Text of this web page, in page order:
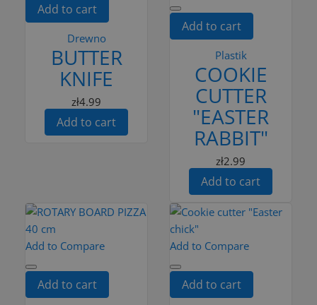
Add to cart
Drewno
BUTTER
KNIFE
zł4.99
Add to cart
Add to cart
Plastik
COOKIE
CUTTER
"EASTER
RABBIT"
zł2.99
Add to cart
Add to Compare
Add to cart
Add to Compare
Add to cart